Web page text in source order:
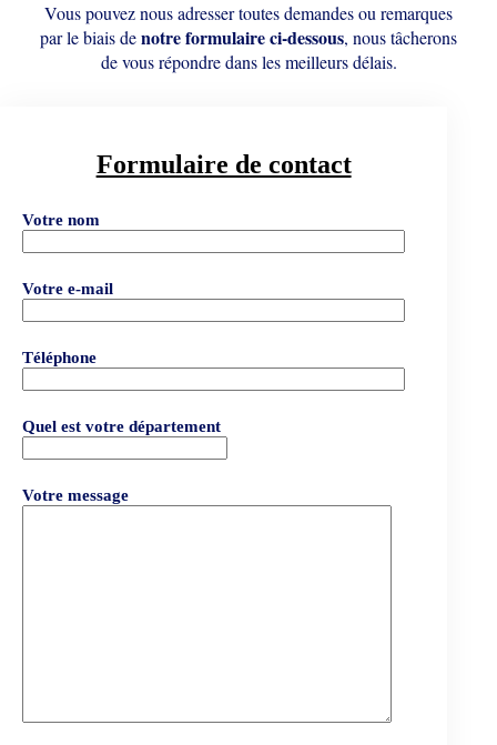
Vous pouvez nous adresser toutes demandes ou remarques
par le biais denotre formulaire ci-dessous, nous tâcherons
de vous répondre dans les meilleurs délais.
Formulaire de contact
Votre nom
Votre e-mail
Téléphone
Quel est votre département
Votre message